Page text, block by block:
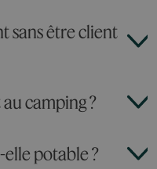
sans être client
camping ?
elle potable ?